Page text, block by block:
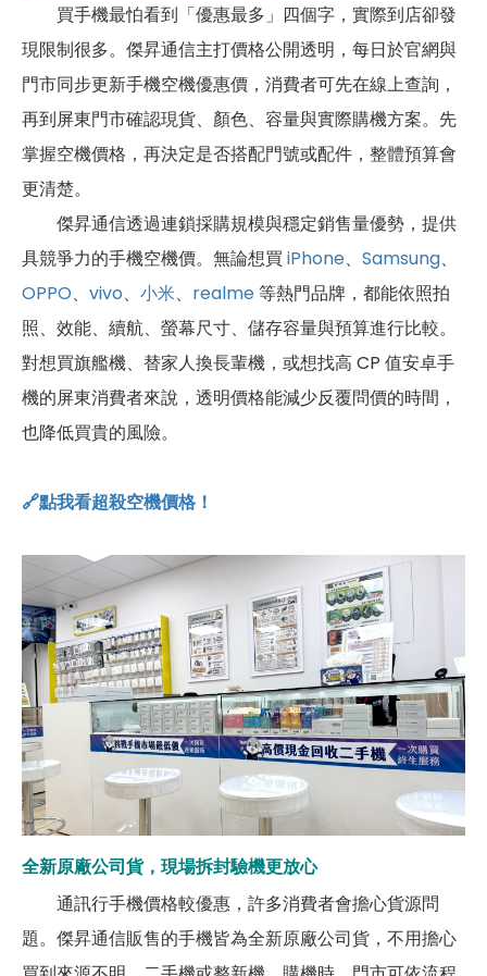
買手機最怕看到「優惠最多」四個字，實際到店卻發
現限制很多。傑昇通信主打價格公開透明，每日於官網與
門市同步更新手機空機優惠價，消費者可先在線上查詢，
再到屏東門市確認現貨、顏色、容量與實際購機方案。先
掌握空機價格，再決定是否搭配門號或配件，整體預算會
更清楚。
傑昇通信透過連鎖採購規模與穩定銷售量優勢，提供
具競爭力的手機空機價。無論想買 iPhone、 Samsung、
OPPO、 vivo、 小米、 realme等熱門品牌，都能依照拍
照、效能、續航、螢幕尺寸、儲存容量與預算進行比較。
對想買旗艦機、替家人換長輩機，或想找高 CP 值安卓手
機的屏東消費者來說，透明價格能減少反覆問價的時間，
也降低買貴的風險。
🔗點我看超殺空機價格！
全新原廠公司貨，現場拆封驗機更放心
通訊行手機價格較優惠，許多消費者會擔心貨源問
題。傑昇通信販售的手機皆為全新原廠公司貨，不用擔心